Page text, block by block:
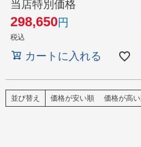
当店特別価格
298,650
税込
カートに入れる
並び替え 価格が安い順 価格が高